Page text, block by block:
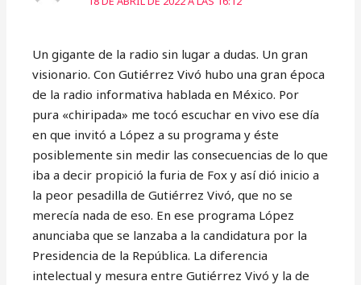
Un gigante de la radio sin lugar a dudas. Un gran
visionario. Con Gutiérrez Vivó hubo una gran época
de la radio informativa hablada en México. Por
pura «chiripada» me tocó escuchar en vivo ese día
en que invitó a López a su programa y éste
posiblemente sin medir las consecuencias de lo que
iba a decir propició la furia de Fox y así dió inicio a
la peor pesadilla de Gutiérrez Vivó, que no se
merecía nada de eso. En ese programa López
anunciaba que se lanzaba a la candidatura por la
Presidencia de la República. La diferencia
intelectual y mesura entre Gutiérrez Vivó y la de